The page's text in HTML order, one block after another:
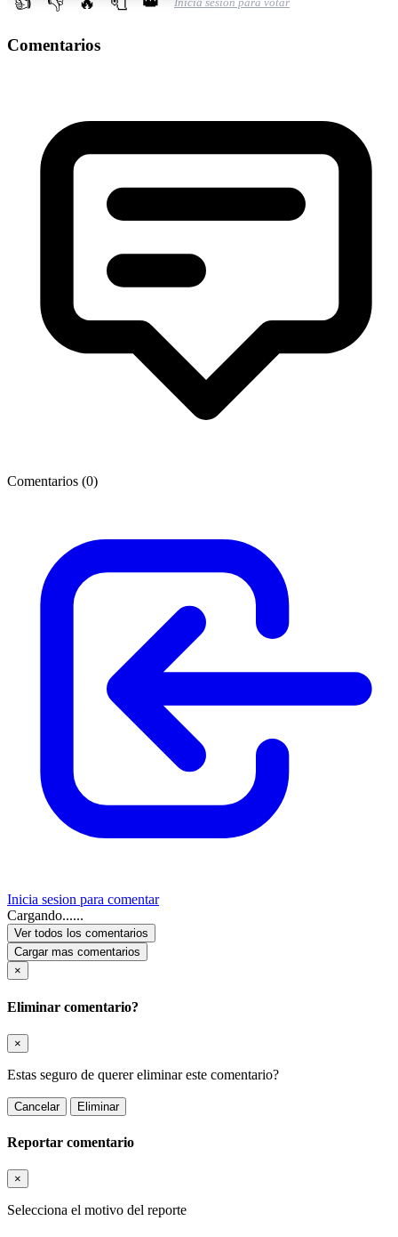
Comentarios
Comentarios (0)
Inicia sesion para comentar
Cargando......
Ver todos los comentarios
Cargar mas comentarios
×
Eliminar comentario?
×
Estas seguro de querer eliminar este comentario?
Cancelar Eliminar
Reportar comentario
×
Selecciona el motivo del reporte